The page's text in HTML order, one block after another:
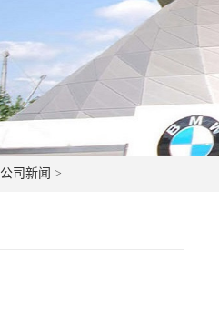
公司新闻 >